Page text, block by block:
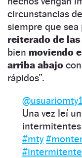
circunstancias
siempre que
reiterado de
bien moviendo
arriba abajo
rápidos”.
Una vez leí
#mty